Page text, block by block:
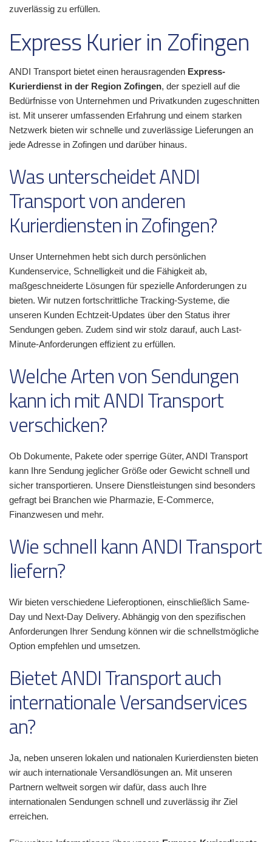
zuverlässig zu erfüllen.
Express Kurier in Zofingen
ANDI Transport bietet einen herausragenden Express-
Kurierdienst in der Region Zofingen, der speziell auf die
Bedürfnisse von Unternehmen und Privatkunden zugeschnitten
ist. Mit unserer umfassenden Erfahrung und einem starken
Netzwerk bieten wir schnelle und zuverlässige Lieferungen an
jede Adresse in Zofingen und darüber hinaus.
Was unterscheidet ANDI
Transport von anderen
Kurierdiensten in Zofingen?
Unser Unternehmen hebt sich durch persönlichen
Kundenservice, Schnelligkeit und die Fähigkeit ab,
maßgeschneiderte Lösungen für spezielle Anforderungen zu
bieten. Wir nutzen fortschrittliche Tracking-Systeme, die
unseren Kunden Echtzeit-Updates über den Status ihrer
Sendungen geben. Zudem sind wir stolz darauf, auch Last-
Minute-Anforderungen effizient zu erfüllen.
Welche Arten von Sendungen
kann ich mit ANDI Transport
verschicken?
Ob Dokumente, Pakete oder sperrige Güter, ANDI Transport
kann Ihre Sendung jeglicher Größe oder Gewicht schnell und
sicher transportieren. Unsere Dienstleistungen sind besonders
gefragt bei Branchen wie Pharmazie, E-Commerce,
Finanzwesen und mehr.
Wie schnell kann ANDI Transport
liefern?
Wir bieten verschiedene Lieferoptionen, einschließlich Same-
Day und Next-Day Delivery. Abhängig von den spezifischen
Anforderungen Ihrer Sendung können wir die schnellstmögliche
Option empfehlen und umsetzen.
Bietet ANDI Transport auch
internationale Versandservices
an?
Ja, neben unseren lokalen und nationalen Kurierdiensten bieten
wir auch internationale Versandlösungen an. Mit unseren
Partnern weltweit sorgen wir dafür, dass auch Ihre
internationalen Sendungen schnell und zuverlässig ihr Ziel
erreichen.